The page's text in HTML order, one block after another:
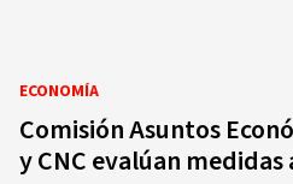
ECONOMÍA
Comisión Asuntos
y CNC evalúan medidas